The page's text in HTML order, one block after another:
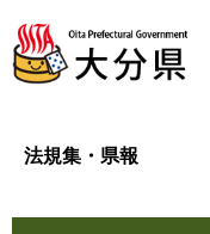
ジ
ュ
法規集・県報